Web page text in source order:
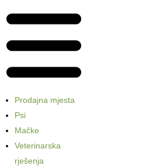
Prodajna mjesta
Psi
Mačke
Veterinarska
rješenja